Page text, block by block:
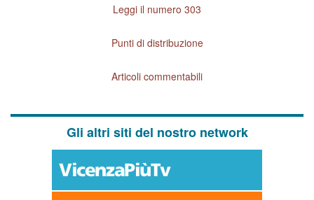
Leggi il numero 303
Punti di distribuzione
Articoli commentabili
Gli altri siti del nostro network